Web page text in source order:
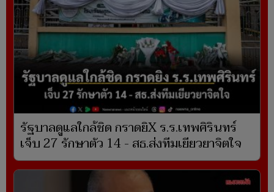
รัฐบาลดูแลใกล้ชิด กราดยิX ร.ร.เทพศิรินทร์
เจ็บ 27 รักษาตัว 14 - สธ.ส่งทีมเยียวยาจิตใจ